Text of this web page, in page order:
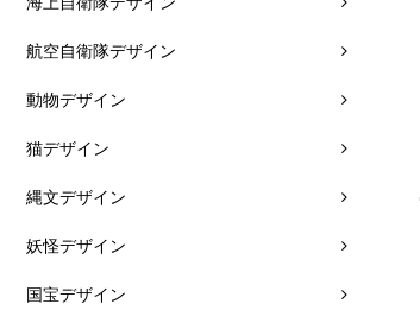
航空自衛隊デザイン
動物デザイン
猫デザイン
縄文デザイン
妖怪デザイン
国宝デザイン